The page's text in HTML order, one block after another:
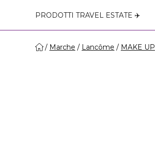
PRODOTTI TRAVEL ESTATE ✈️
Marche Lancôme MAKE UP